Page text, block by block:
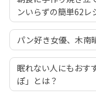
ンいらずの簡単62レ
パン好き女優、木南
眠れない人にもおす
ぽ」とは？